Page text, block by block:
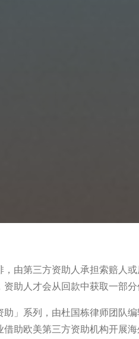
由第三方资助人承担索赔人
助人才会从回款中获取一部分
」系列，由杜国栋律师团队
助欧美第三方资助机构开展海